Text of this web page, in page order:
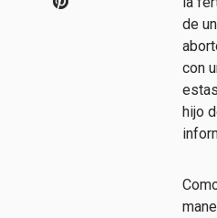
de
con
hijo